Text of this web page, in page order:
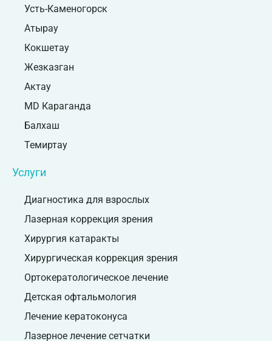
Усть-Каменогорск
Атырау
Кокшетау
Жезказган
Актау
MD Караганда
Балхаш
Темиртау
Услуги
Диагностика для взрослых
Лазерная коррекция зрения
Хирургия катаракты
Хирургическая коррекция зрения
Ортокератологическое лечение
Детская офтальмология
Лечение кератоконуса
Лазерное лечение сетчатки